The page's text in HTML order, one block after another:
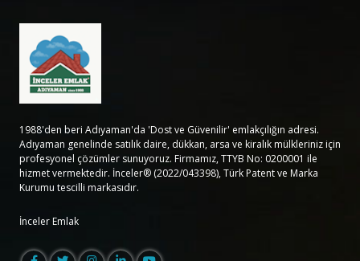
1988'den beri Adıyaman'da 'Dost ve Güvenilir' emlakçılığın adresi.
Adıyaman genelinde satılık daire, dükkan, arsa ve kiralık mülkleriniz için
profesyonel çözümler sunuyoruz. Firmamız, TTYB No: 0200001 ile
hizmet vermektedir. İnceler® (2022/043398), Türk Patent ve Marka
Kurumu tescilli markasıdır.
İnceler Emlak